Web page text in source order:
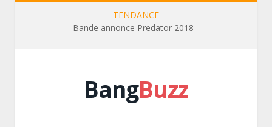
TENDANCE
Bande annonce Predator 2018
BangBuzz